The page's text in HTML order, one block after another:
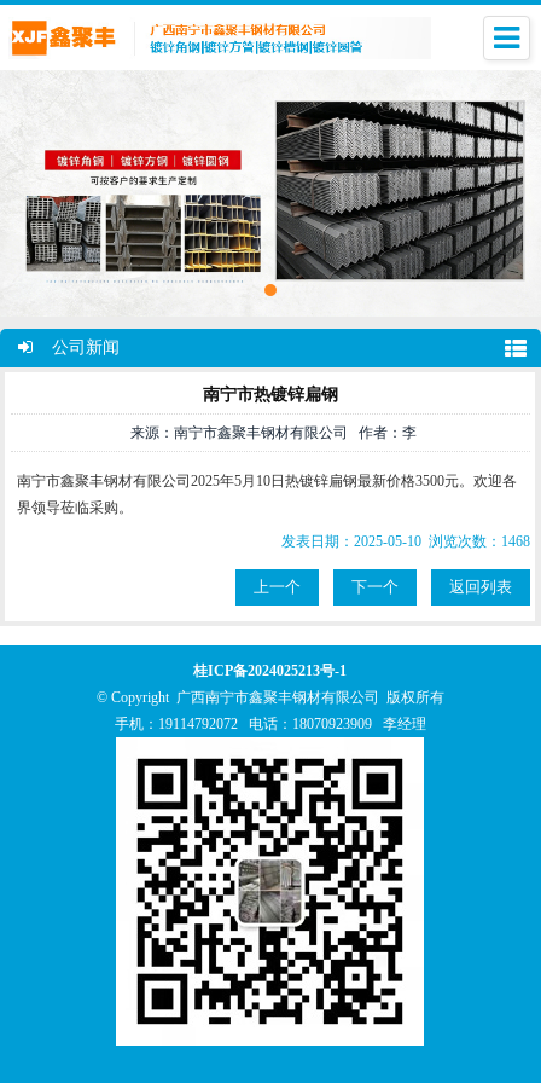
公司新闻
南宁市热镀锌扁钢
来源：南宁市鑫聚丰钢材有限公司 作者：李
南宁市鑫聚丰钢材有限公司2025年5月10日热镀锌扁钢最新价格3500元。欢迎各
界领导莅临采购。
发表日期：2025-05-10 浏览次数：1468
上一个 下一个 返回列表
桂ICP备2024025213号-1
© Copyright 广西南宁市鑫聚丰钢材有限公司 版权所有
手机： 19114792072电话： 18070923909李经理